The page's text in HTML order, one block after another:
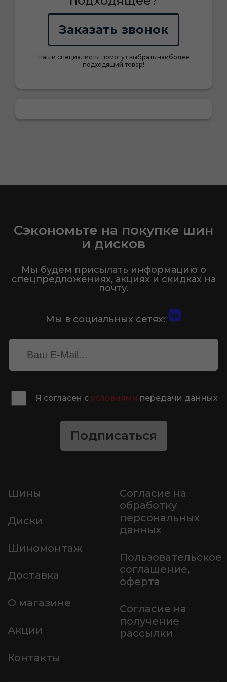
Заказать звонок
Наши специалисты помогут выбрать наиболее
подходящий товар!
Сэкономьте на покупке шин
и дисков
Мы будем присылать информацию о
спецпредложениях, акциях и скидках на
почту.
Мы в социальных сетях:
Я согласен с условиями передачи данных
Подписаться
Шины
Диски
Шиномонтаж
Доставка
О магазине
Акции
Контакты
Согласие на
обработку
персональных
данных
Пользовательское
соглашение,
оферта
Согласие на
получение
рассылки